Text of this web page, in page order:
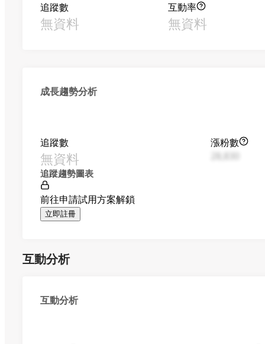
追蹤數
無資料
互動率
無資料
成長趨勢分析
追蹤數
無資料
漲粉數
追蹤趨勢圖表
前往申請試用方案解鎖
立即註冊
互動分析
互動分析